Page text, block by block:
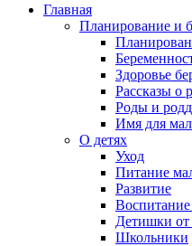
Главная
Планирование и
Здоровье
Рассказы о
Роды и
Имя для
О детях
Уход
Питание
Развитие
Детишки от
Школьники